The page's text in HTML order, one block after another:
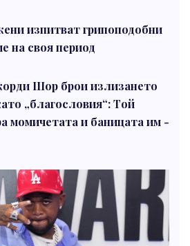
изпитват грипоподобни
на своя период
Шор брои излизането
„благословия“: Той
момичетата и баницата им -